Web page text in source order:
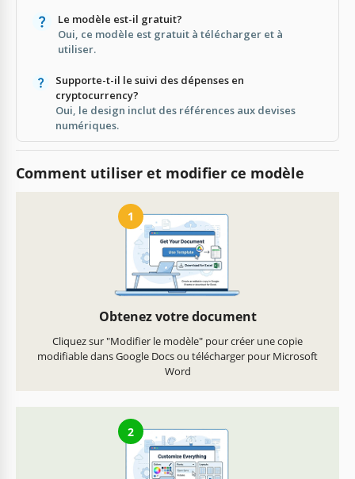
Le modèle est-il gratuit?
Oui, ce modèle est gratuit à télécharger et à
utiliser.
Supporte-t-il le suivi des dépenses en
cryptocurrency?
Oui, le design inclut des références aux devises
numériques.
Comment utiliser et modifier ce modèle
1
Obtenez votre document
Cliquez sur "Modifier le modèle" pour créer une copie
modifiable dans Google Docs ou télécharger pour Microsoft
Word
2